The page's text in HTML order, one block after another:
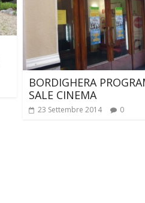
BORDIGHERA
SALE CINEMA
23 Settembre 2014 0